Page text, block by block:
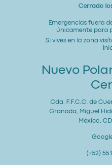
Cerrado
Emergencias fuera
únicamente para
Si vives en la zona
Nuevo
Cda. F.F.C.C. de
Granada, Miguel
México,
(+52) 55